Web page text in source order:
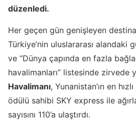
düzenledi.
Her geçen gün genişleyen
Türkiye’nin uluslararası alandaki
ve “Dünya çapında en fazla
havalimanları” listesinde zirvede
Havalimanı, Yunanistan’ın en
ödülü sahibi SKY express ile
sayısını 110’a ulaştırdı.